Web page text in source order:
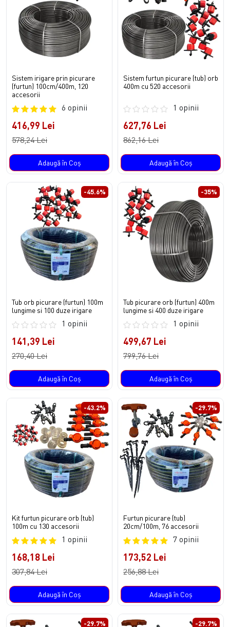
Sistem irigare prin picurare
(furtun) 100cm/400m, 120
accesorii
6 opinii
416,99 Lei
578,24 Lei
Adaugă în Coş
Sistem furtun picurare (tub) orb
400m cu 520 accesorii
1 opinii
627,76 Lei
862,16 Lei
Adaugă în Coş
-45.6%
Tub orb picurare (furtun) 100m
lungime si 100 duze irigare
1 opinii
141,39 Lei
270,40 Lei
Adaugă în Coş
-35%
Tub picurare orb (furtun) 400m
lungime si 400 duze irigare
1 opinii
499,67 Lei
799,76 Lei
Adaugă în Coş
-43.2%
Kit furtun picurare orb (tub)
100m cu 130 accesorii
1 opinii
168,18 Lei
307,84 Lei
Adaugă în Coş
-29.7%
Furtun picurare (tub)
20cm/100m, 76 accesorii
7 opinii
173,52 Lei
256,88 Lei
Adaugă în Coş
-29.7% -29.7%